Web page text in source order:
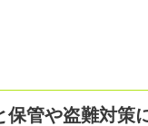
保管や盗難対策